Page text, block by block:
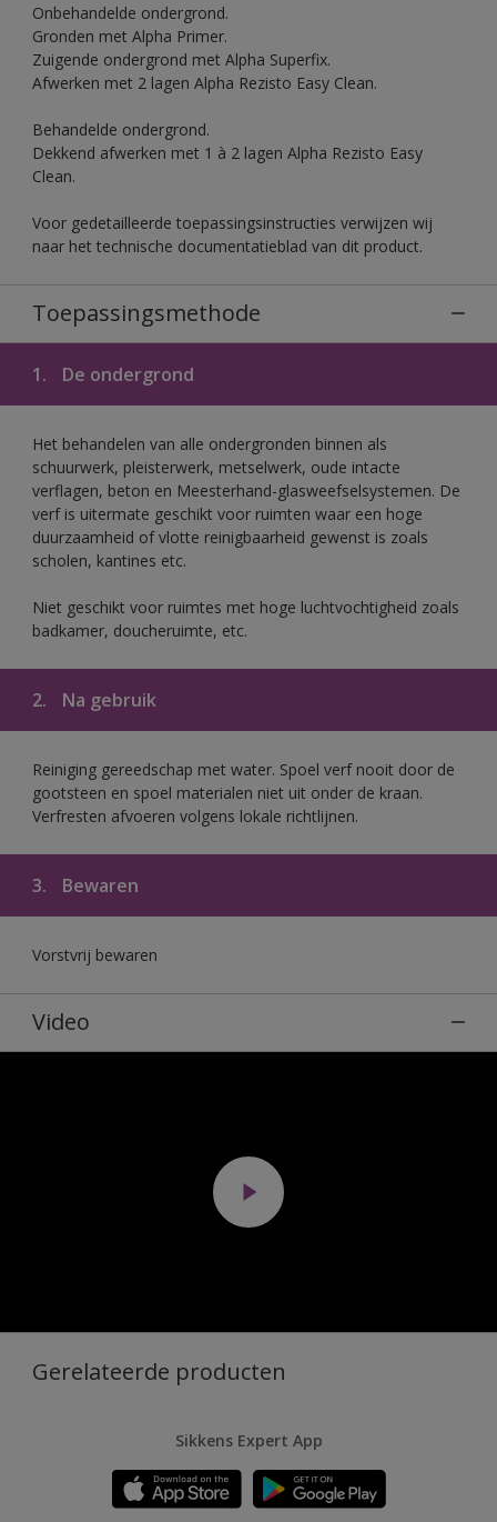
Onbehandelde ondergrond.
Gronden met Alpha Primer.
Zuigende ondergrond met Alpha Superfix.
Afwerken met 2 lagen Alpha Rezisto Easy Clean.
Behandelde ondergrond.
Dekkend afwerken met 1 à 2 lagen Alpha Rezisto Easy
Clean.
Voor gedetailleerde toepassingsinstructies verwijzen wij
naar het technische documentatieblad van dit product.
Toepassingsmethode
1. De ondergrond
Het behandelen van alle ondergronden binnen als
schuurwerk, pleisterwerk, metselwerk, oude intacte
verflagen, beton en Meesterhand-glasweefselsystemen. De
verf is uitermate geschikt voor ruimten waar een hoge
duurzaamheid of vlotte reinigbaarheid gewenst is zoals
scholen, kantines etc.
Niet geschikt voor ruimtes met hoge luchtvochtigheid zoals
badkamer, doucheruimte, etc.
2. Na gebruik
Reiniging gereedschap met water. Spoel verf nooit door de
gootsteen en spoel materialen niet uit onder de kraan.
Verfresten afvoeren volgens lokale richtlijnen.
3. Bewaren
Vorstvrij bewaren
Video
Gerelateerde producten
Sikkens Expert App